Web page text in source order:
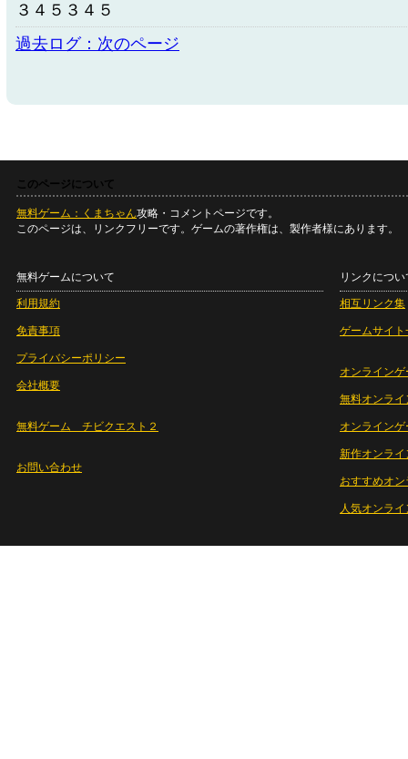
３４５３４５
過去ログ：次のページ
このページについて
無料ゲーム：くまちゃん攻略・コメントページです。
このページは、リンクフリーです。ゲームの著作権は、製作者様にあります。
無料ゲームについて
利用規約
免責事項
プライバシーポリシー
会社概要
無料ゲーム チビクエスト２
お問い合わせ
リンクについ
相互リンク集
ゲームサイト
オンラインゲ
無料オンライ
オンライン
新作オンライ
おすすめオ
人気オンラ